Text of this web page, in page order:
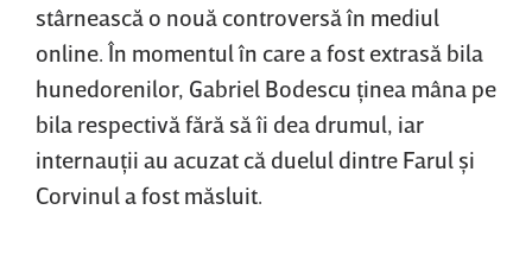
stârnească o nouă controversă în mediul
online. În momentul în care a fost extrasă bila
hunedorenilor, Gabriel Bodescu ţinea mâna pe
bila respectivă fără să îi dea drumul, iar
internauţii au acuzat că duelul dintre Farul şi
Corvinul a fost măsluit.